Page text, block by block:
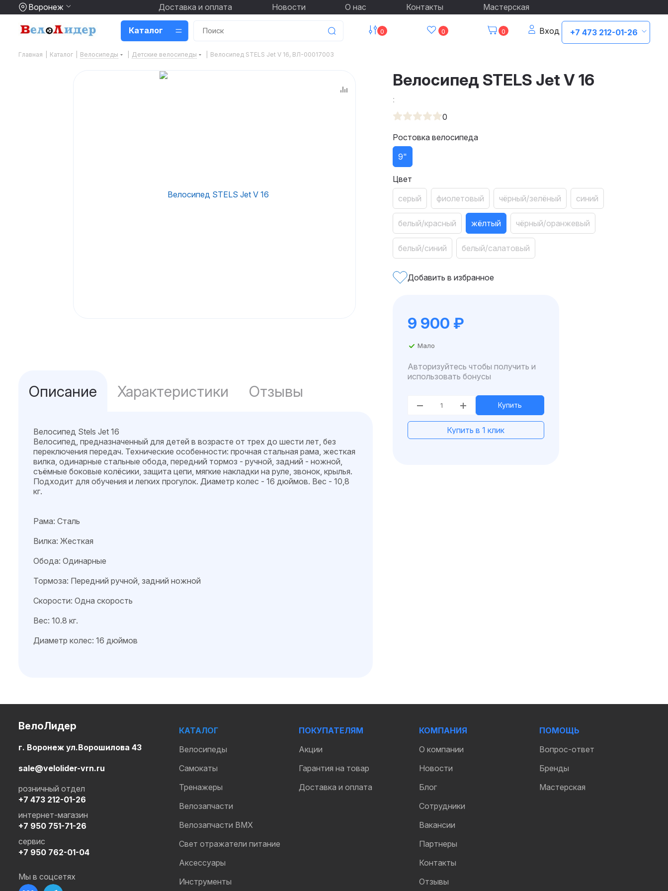
Воронеж Доставка и оплата Новости О нас Контакты Мастерская
Каталог +7 473 212-01-26
Вход
0 0 0
Главная Каталог Велосипеды Детские велосипеды Велосипед STELS Jet V 16, ВЛ-00017003
Велосипед STELS Jet V 16
:
0
Ростовка велосипеда
9"
Цвет
серый
фиолетовый чёрный/зелёный синий
белый/красный жёлтый чёрный/оранжевый
белый/синий белый/салатовый
Добавить в избранное
9 900 ₽
Мало
Авторизуйтесь чтобы получить и
использовать бонусы
Купить
Купить в 1 клик
Описание Характеристики Отзывы
Велосипед Stels Jet 16
Велосипед, предназначенный для детей в возрасте от трех до шести лет, без
переключения передач. Технические особенности: прочная стальная рама, жесткая
вилка, одинарные стальные обода, передний тормоз - ручной, задний - ножной,
съёмные боковые колёсики, защита цепи, мягкие накладки на руле, звонок, крылья.
Подходит для обучения и легких прогулок. Диаметр колес - 16 дюймов. Вес - 10,8
кг.
Рама: Сталь
Вилка: Жесткая
Обода: Одинарные
Тормоза: Передний ручной, задний ножной
Скорости: Одна скорость
Вес: 10.8 кг.
Диаметр колес: 16 дюймов
ВелоЛидер
г. Воронеж ул.Ворошилова 43
sale@velolider-vrn.ru
+7 473 212-01-26
розничный отдел
+7 950 751-71-26
интернет-магазин
+7 950 762-01-04
сервис
Мы в соцсетях
КАТАЛОГ
Велосипеды
Самокаты
Тренажеры
Велозапчасти
Велозапчасти BMX
Свет отражатели питание
Аксессуары
Инструменты
ПОКУПАТЕЛЯМ
Акции
Гарантия на товар
Доставка и оплата
КОМПАНИЯ
О компании
Новости
Блог
Сотрудники
Вакансии
Партнеры
Контакты
Отзывы
ПОМОЩЬ
Вопрос-ответ
Бренды
Мастерская